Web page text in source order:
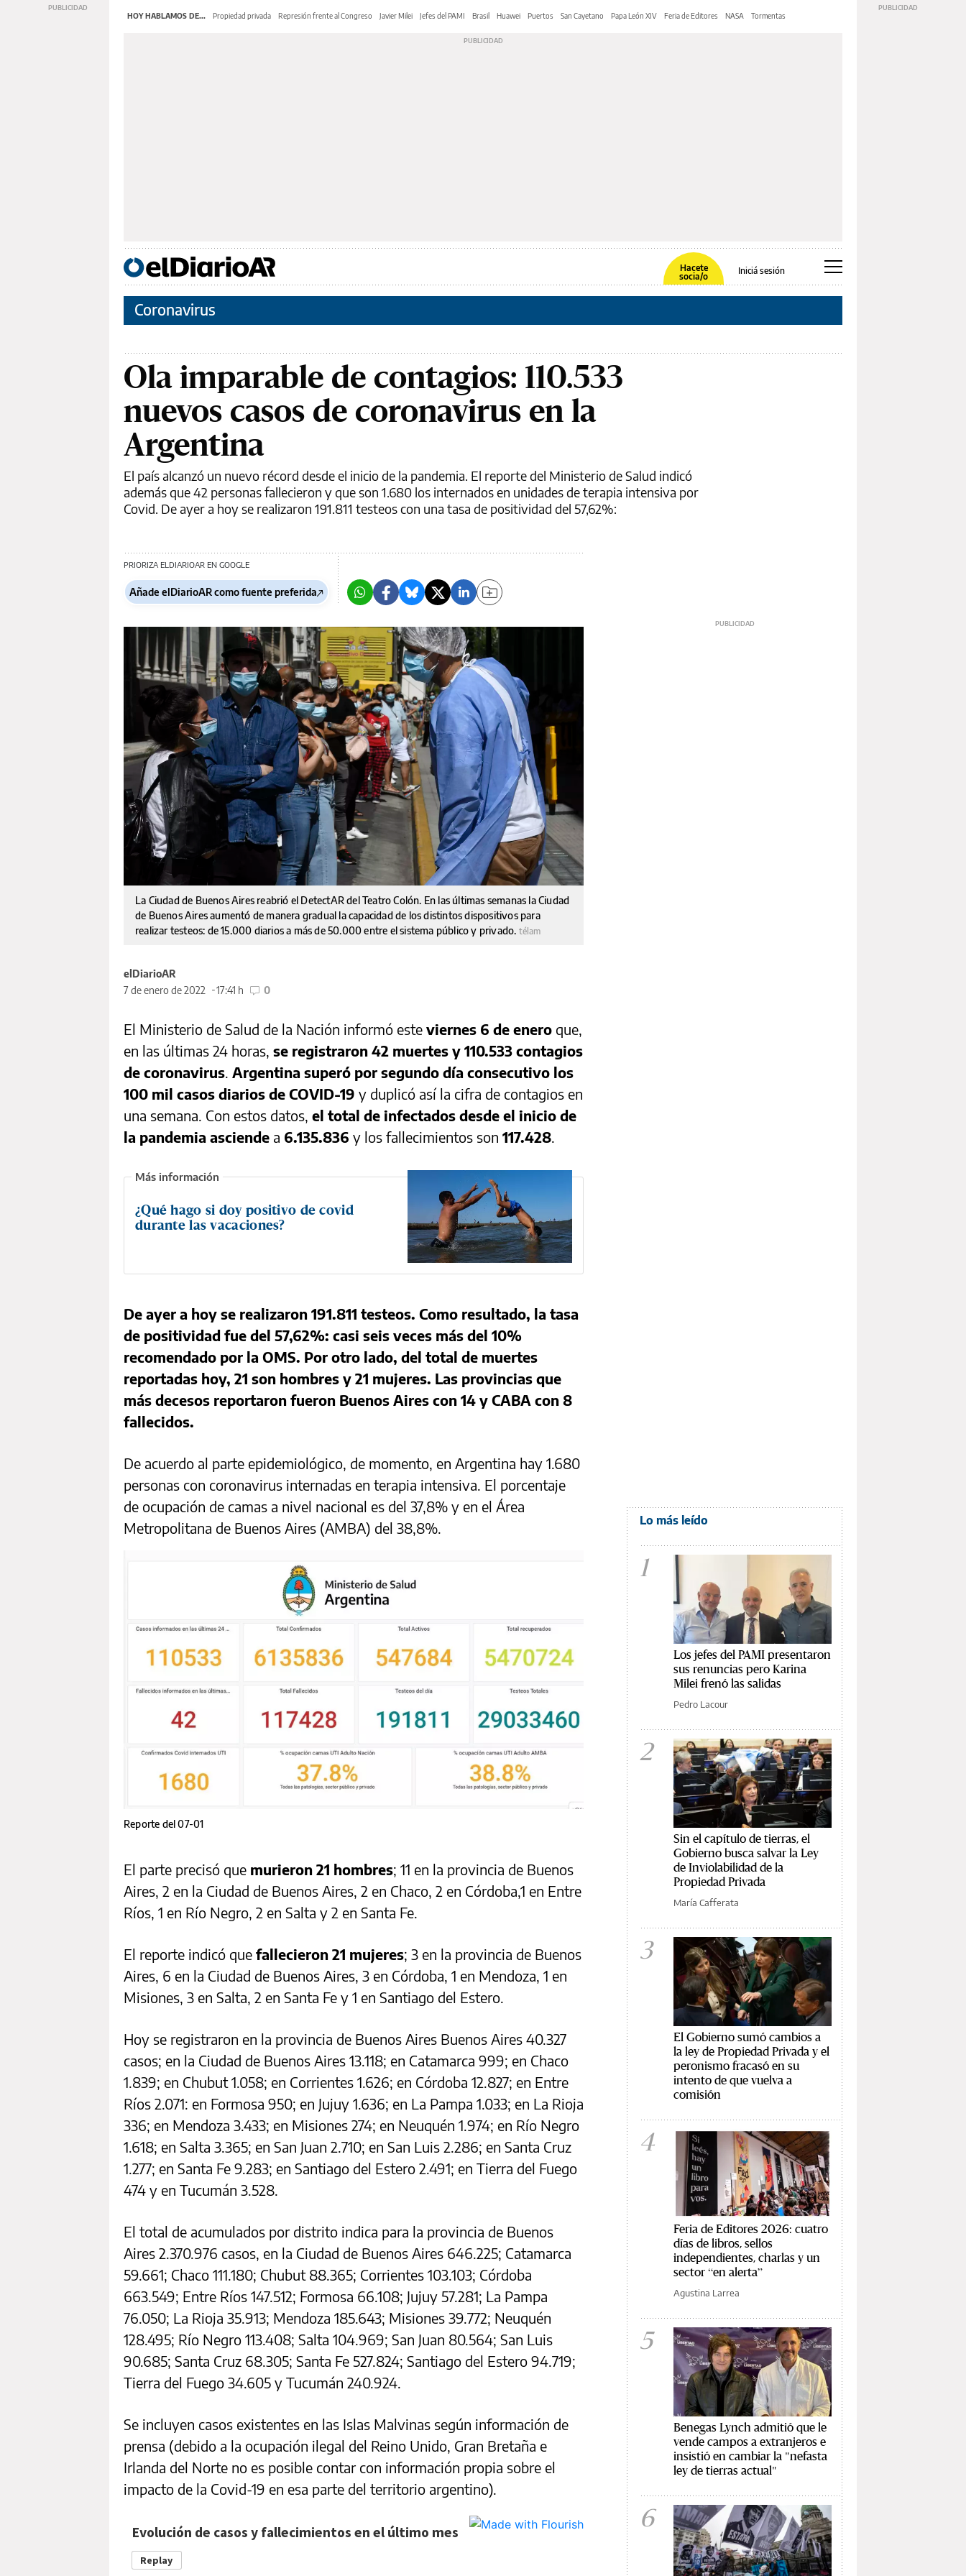
HOY HABLAMOS DE... Propiedad privada Represión frente al Congreso Javier Milei Jefes del PAMI Brasil Huawei Puertos San Cayetano Papa León XIV Feria de Editores NASA Tormentas
Hacete
socia/o
Iniciá sesión
Coronavirus
Ola imparable de contagios: 110.533
nuevos casos de coronavirus en la
Argentina
El país alcanzó un nuevo récord desde el inicio de la pandemia. El reporte del Ministerio de Salud indicó
además que 42 personas fallecieron y que son 1.680 los internados en unidades de terapia intensiva por
Covid. De ayer a hoy se realizaron 191.811 testeos con una tasa de positividad del 57,62%:
PRIORIZA ELDIARIOAR EN GOOGLE
Añade elDiarioAR como fuente preferida
La Ciudad de Buenos Aires reabrió el DetectAR del Teatro Colón. En las últimas semanas la Ciudad
de Buenos Aires aumentó de manera gradual la capacidad de los distintos dispositivos para
realizar testeos: de 15.000 diarios a más de 50.000 entre el sistema público y privado. télam
elDiarioAR
7 de enero de 2022
17:41 h 0
El Ministerio de Salud de la Nación informó este viernes 6 de enero que,
en las últimas 24 horas, se registraron 42 muertes y 110.533 contagios
de coronavirus. Argentina superó por segundo día consecutivo los
100 mil casos diarios de COVID-19 y duplicó así la cifra de contagios en
una semana. Con estos datos, el total de infectados desde el inicio de
la pandemia asciende a 6.135.836 y los fallecimientos son 117.428.
¿Qué hago si doy positivo de covid
durante las vacaciones?
De ayer a hoy se realizaron 191.811 testeos. Como resultado, la tasa
de positividad fue del 57,62%: casi seis veces más del 10%
recomendado por la OMS. Por otro lado, del total de muertes
reportadas hoy, 21 son hombres y 21 mujeres. Las provincias que
más decesos reportaron fueron Buenos Aires con 14 y CABA con 8
fallecidos.
De acuerdo al parte epidemiológico, de momento, en Argentina hay 1.680
personas con coronavirus internadas en terapia intensiva. El porcentaje
de ocupación de camas a nivel nacional es del 37,8% y en el Área
Metropolitana de Buenos Aires (AMBA) del 38,8%.
Reporte del 07-01
El parte precisó que murieron 21 hombres; 11 en la provincia de Buenos
Aires, 2 en la Ciudad de Buenos Aires, 2 en Chaco, 2 en Córdoba,1 en Entre
Ríos, 1 en Río Negro, 2 en Salta y 2 en Santa Fe.
El reporte indicó que fallecieron 21 mujeres; 3 en la provincia de Buenos
Aires, 6 en la Ciudad de Buenos Aires, 3 en Córdoba, 1 en Mendoza, 1 en
Misiones, 3 en Salta, 2 en Santa Fe y 1 en Santiago del Estero.
Hoy se registraron en la provincia de Buenos Aires Buenos Aires 40.327
casos; en la Ciudad de Buenos Aires 13.118; en Catamarca 999; en Chaco
1.839; en Chubut 1.058; en Corrientes 1.626; en Córdoba 12.827; en Entre
Ríos 2.071: en Formosa 950; en Jujuy 1.636; en La Pampa 1.033; en La Rioja
336; en Mendoza 3.433; en Misiones 274; en Neuquén 1.974; en Río Negro
1.618; en Salta 3.365; en San Juan 2.710; en San Luis 2.286; en Santa Cruz
1.277; en Santa Fe 9.283; en Santiago del Estero 2.491; en Tierra del Fuego
474 y en Tucumán 3.528.
El total de acumulados por distrito indica para la provincia de Buenos
Aires 2.370.976 casos, en la Ciudad de Buenos Aires 646.225; Catamarca
59.661; Chaco 111.180; Chubut 88.365; Corrientes 103.103; Córdoba
663.549; Entre Ríos 147.512; Formosa 66.108; Jujuy 57.281; La Pampa
76.050; La Rioja 35.913; Mendoza 185.643; Misiones 39.772; Neuquén
128.495; Río Negro 113.408; Salta 104.969; San Juan 80.564; San Luis
90.685; Santa Cruz 68.305; Santa Fe 527.824; Santiago del Estero 94.719;
Tierra del Fuego 34.605 y Tucumán 240.924.
Se incluyen casos existentes en las Islas Malvinas según información de
prensa (debido a la ocupación ilegal del Reino Unido, Gran Bretaña e
Irlanda del Norte no es posible contar con información propia sobre el
impacto de la Covid-19 en esa parte del territorio argentino).
Lo más leído
1
Los jefes del PAMI presentaron
sus renuncias pero Karina
Milei frenó las salidas
Pedro Lacour
2
Sin el capítulo de tierras, el
Gobierno busca salvar la Ley
de Inviolabilidad de la
Propiedad Privada
María Cafferata
3
El Gobierno sumó cambios a
la ley de Propiedad Privada y el
peronismo fracasó en su
intento de que vuelva a
comisión
4
Feria de Editores 2026: cuatro
días de libros, sellos
independientes, charlas y un
sector “en alerta”
Agustina Larrea
5
Benegas Lynch admitió que le
vende campos a extranjeros e
insistió en cambiar la "nefasta
ley de tierras actual"
6